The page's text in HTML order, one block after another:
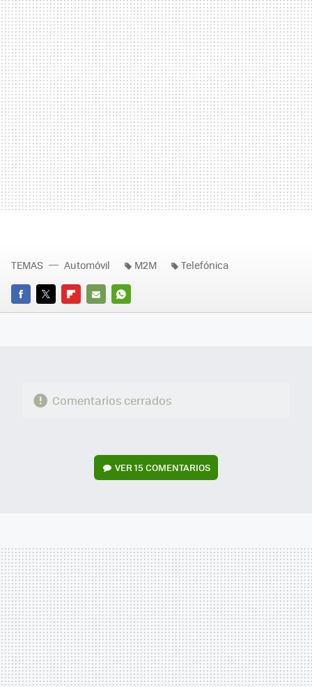
FACEBOOK
TWITTERFLIPBOARD
E-
WHATSAPP
TEMAS Automóvil M2M Telefónica
Comentarios cerrados
VER15 COMENTARIOS